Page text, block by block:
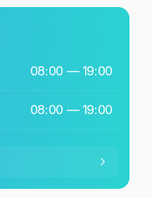
08:00 — 19:00
08:00 — 19:00
08:00—19:00